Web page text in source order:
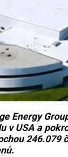
Energy
USA a